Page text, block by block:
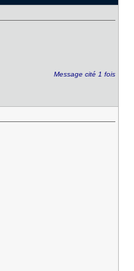
Message cité 1 fois